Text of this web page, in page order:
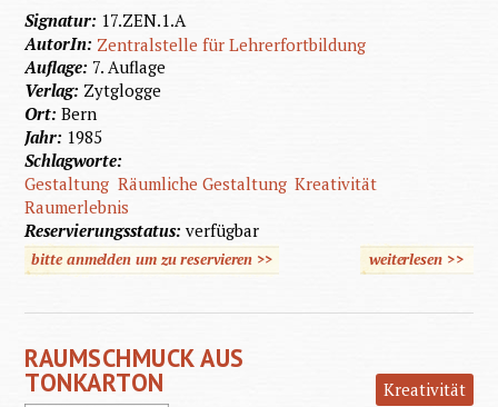
Signatur: 17.ZEN.1.A
AutorIn: Zentralstelle für Lehrerfortbildung
Auflage: 7. Auflage
Verlag: Zytglogge
Ort:Bern
Jahr: 1985
Schlagworte:
Gestaltung Räumliche Gestaltung Kreativität
Raumerlebnis
Reservierungsstatus:verfügbar
bitte anmelden um zu reservieren >> weiterlesen>>
RAUMSCHMUCK AUS
TONKARTON
Kreativität